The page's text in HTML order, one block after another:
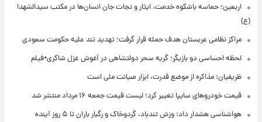
اربعین؛ حماسه باشکوه خدمت، ایثار و نجات جان انسان‌ها در مکتب سیدالشهدا
(ع)
مراکز نظامی عربستان هدف حمله قرار گرفت؛ تهدید تند علیه حکومت سعودی
لحظه احساسی دو بازیگر؛ گریه سحر دولتشاهی در آغوش غزل شاکری+فیلم
ظریفیان: مذاکره از موضع قدرت، ابزار صیانت ملی است
قیمت خودروهای سایپا تغییر کرد؛ لیست قیمت جمعه ۱۶ مرداد منتشر شد
هواشناسی هشدار داد: وزش تندباد، گردوخاک و رگبار باران تا ۵ روز آینده